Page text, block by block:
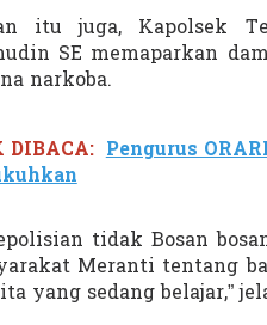
itu juga, Kapolsek
SE memaparkan
narkoba.
DIBACA: Pengurus
tidak Bosan
Meranti tentang
yang sedang belajar,”
Ruang
NASIONAL, SOROTAN | 8 Agustus 2025